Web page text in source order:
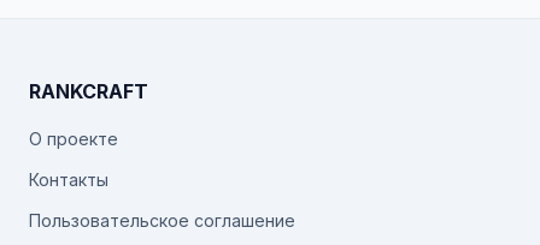
RANKCRAFT
О проекте
Контакты
Пользовательское соглашение